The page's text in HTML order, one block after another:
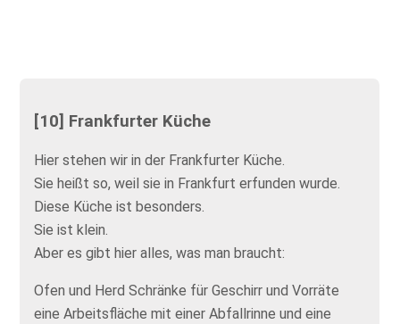
[10] Frankfurter Küche
Hier stehen wir in der Frankfurter Küche.
Sie heißt so, weil sie in Frankfurt erfunden wurde.
Diese Küche ist besonders.
Sie ist klein.
Aber es gibt hier alles, was man braucht:
Ofen und Herd Schränke für Geschirr und Vorräte
eine Arbeitsfläche mit einer Abfallrinne und eine